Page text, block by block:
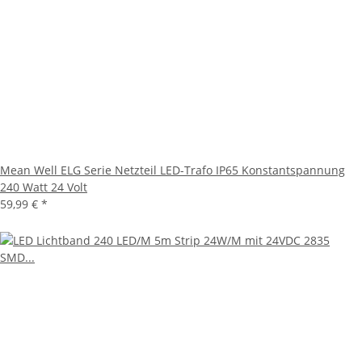
Mean Well ELG Serie Netzteil LED-Trafo IP65 Konstantspannung
240 Watt 24 Volt
59,99 € *